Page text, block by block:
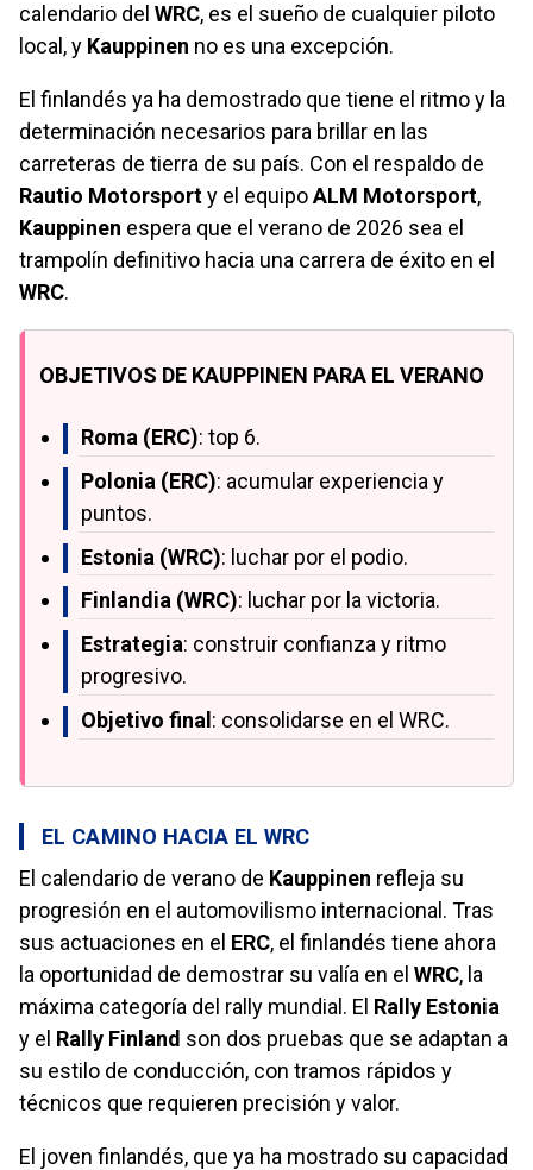
calendario del WRC, es el sueño de cualquier piloto
local, y Kauppinen no es una excepción.
El finlandés ya ha demostrado que tiene el ritmo y la
determinación necesarios para brillar en las
carreteras de tierra de su país. Con el respaldo de
Rautio Motorsporty el equipoALM Motorsport,
Kauppinen espera que el verano de 2026 sea el
trampolín definitivo hacia una carrera de éxito en el
WRC.
OBJETIVOS DE KAUPPINEN PARA EL VERANO
Roma (ERC): top 6.
Polonia (ERC): acumular experiencia y
puntos.
Estonia (WRC): luchar por el podio.
Finlandia (WRC): luchar por la victoria.
Estrategia: construir confianza y ritmo
progresivo.
Objetivo final : consolidarse en el WRC.
EL CAMINO HACIA EL WRC
El calendario de verano de Kauppinen refleja su
progresión en el automovilismo internacional. Tras
sus actuaciones en el ERC, el finlandés tiene ahora
la oportunidad de demostrar su valía en el WRC, la
máxima categoría del rally mundial. El Rally Estonia
y el Rally Finland son dos pruebas que se adaptan a
su estilo de conducción, con tramos rápidos y
técnicos que requieren precisión y valor.
El joven finlandés, que ya ha mostrado su capacidad